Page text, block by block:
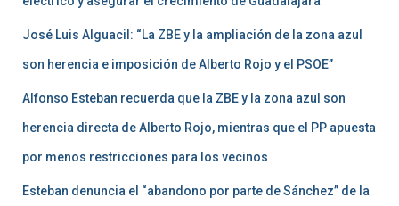
José Luis Alguacil: “La ZBE y la ampliación de la zona azul
son herencia e imposición de Alberto Rojo y el PSOE”
Alfonso Esteban recuerda que la ZBE y la zona azul son
herencia directa de Alberto Rojo, mientras que el PP apuesta
por menos restricciones para los vecinos
Esteban denuncia el “abandono por parte de Sánchez” de la